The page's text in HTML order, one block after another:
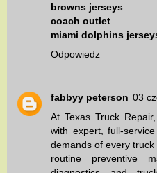
browns jerseys
coach outlet
miami dolphins
Odpowiedz
fabbyy peterson 03
At Texas Truck Repair
with expert, full-
demands of every
routine preventive